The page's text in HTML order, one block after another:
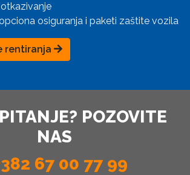
osiguranja i paketi zaštite vozila
rentiranja
POZOVITE
NAS
67 00 77 99